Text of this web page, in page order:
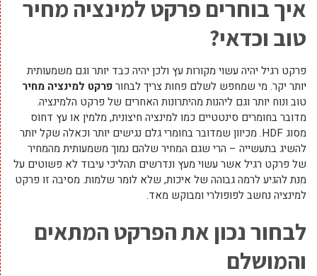
איך בוחרים פרקט למינציה מחיר
טוב וכדאי?
פרקט רגיל יהיה עשוי מקורות עץ ולכן יהיה כבד יותר וגם משמעותית
יותר יקר. מי שמחפש לשלם פחות צריך לבחורפרקט למינציה מחיר
טוב ונוח יותר וגם ליהנות מהיתרונות האחרים של פרקט הלמינציה.
מדובר בחומרים סינטטיים כמו למינציה חיצונית, מלמין או עץ דחוס
מסוג HDF. מכיוון שמדובר בחומרי גלם נגישים יותר וכאלה שקל יותר
להשיג בתעשייה – הרי שגם המחיר שלהם נמוך משמעותית מהמחיר
של פרקט רגיל אשר עשוי מעץ ונדרשים תהליכי עיבוד לא פשוטים על
מנת להגיע לרמה גבוהה של איכות, שלא לומר שלמות. מסיבה זו פרקט
למינציה נחשב לפופולרי ומבוקש מאד.
לבחור נכון את הפרקט המתאים
והמושלם